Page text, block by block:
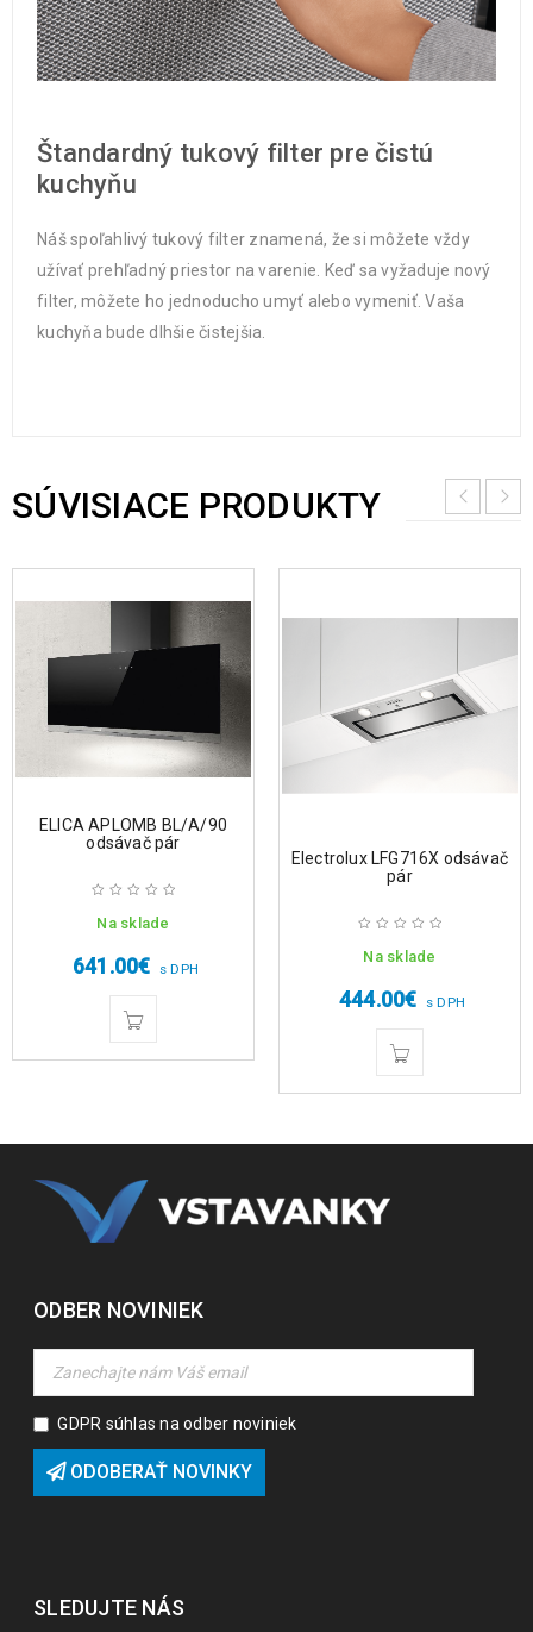
Štandardný tukový filter pre čistú
kuchyňu
Náš spoľahlivý tukový filter znamená, že si môžete vždy
užívať prehľadný priestor na varenie. Keď sa vyžaduje nový
filter, môžete ho jednoducho umyť alebo vymeniť. Vaša
kuchyňa bude dlhšie čistejšia.
SÚVISIACE PRODUKTY
ELICA APLOMB BL/A/90
odsávač pár
Na sklade
641.00€ s DPH
Electrolux LFG716X odsávač
pár
Na sklade
444.00€ s DPH
ODBER NOVINIEK
GDPR súhlas na odber noviniek
ODOBERAŤ NOVINKY
SLEDUJTE NÁS